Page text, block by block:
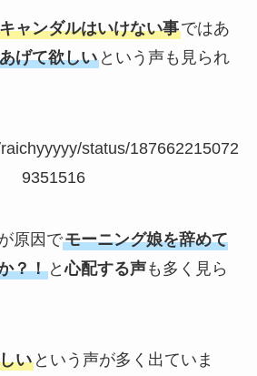
ャンダルはいけない事ではあ
げて欲しいという声も見られ
status/187662215072
9351516
原因でモーニング娘を辞めて
？！と心配する声も多く見ら
いという声が多く出ていま